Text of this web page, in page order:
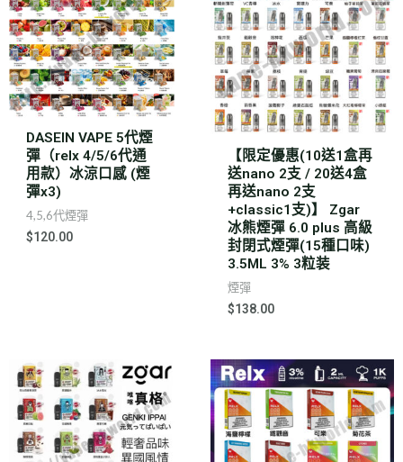
DASEIN VAPE 5代煙
彈（relx 4/5/6代通
用款）冰涼口感 (煙
彈x3)
4,5,6代煙彈
$120.00
【限定優惠(10送1盒再
送nano 2支 / 20送4盒
再送nano 2支
+classic1支)】 Zgar
冰熊煙彈 6.0 plus 高級
封閉式煙彈(15種口味)
3.5ML 3% 3粒装
煙彈
$138.00